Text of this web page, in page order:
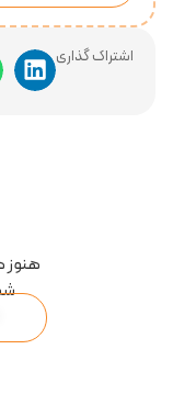
اشتراک گذاری